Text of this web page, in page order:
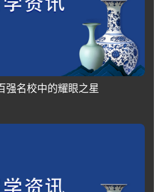
强名校中的耀眼之星